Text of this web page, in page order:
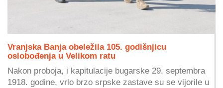
Vranjska Banja obeležila 105. godišnjicu
oslobođenja u Velikom ratu
Nakon proboja, i kapitulacije bugarske 29. septembra
1918. godine, vrlo brzo srpske zastave su se vijorile u